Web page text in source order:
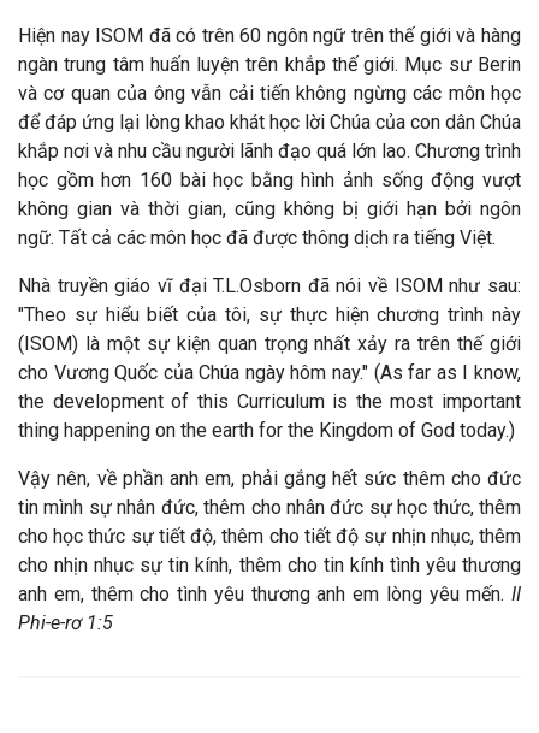
Hiện nay ISOM đã có trên 60 ngôn ngữ trên thế giới và hàng
ngàn trung tâm huấn luyện trên khắp thế giới. Mục sư Berin
và cơ quan của ông vẫn cải tiến không ngừng các môn học
để đáp ứng lại lòng khao khát học lời Chúa của con dân Chúa
khắp nơi và nhu cầu người lãnh đạo quá lớn lao. Chương trình
học gồm hơn 160 bài học bằng hình ảnh sống động vượt
không gian và thời gian, cũng không bị giới hạn bởi ngôn
ngữ. Tất cả các môn học đã được thông dịch ra tiếng Việt.
Nhà truyền giáo vĩ đại T.L.Osborn đã nói về ISOM như sau:
"Theo sự hiểu biết của tôi, sự thực hiện chương trình này
(ISOM) là một sự kiện quan trọng nhất xảy ra trên thế giới
cho Vương Quốc của Chúa ngày hôm nay." (As far as I know,
the development of this Curriculum is the most important
thing happening on the earth for the Kingdom of God today.)
Vậy nên, về phần anh em, phải gắng hết sức thêm cho đức
tin mình sự nhân đức, thêm cho nhân đức sự học thức, thêm
cho học thức sự tiết độ, thêm cho tiết độ sự nhịn nhục, thêm
cho nhịn nhục sự tin kính, thêm cho tin kính tình yêu thương
anh em, thêm cho tình yêu thương anh em lòng yêu mến. II
Phi-e-rơ 1:5